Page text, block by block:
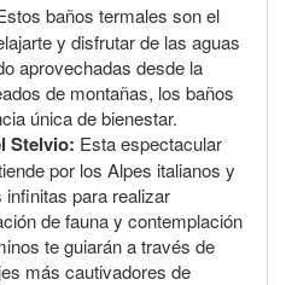
baños termales son el
y disfrutar de las aguas
aprovechadas desde la
de montañas, los baños
única de bienestar.
Stelvio: Esta espectacular
por los Alpes italianos y
para realizar
de fauna y contemplación
te guiarán a través de
más cautivadores de